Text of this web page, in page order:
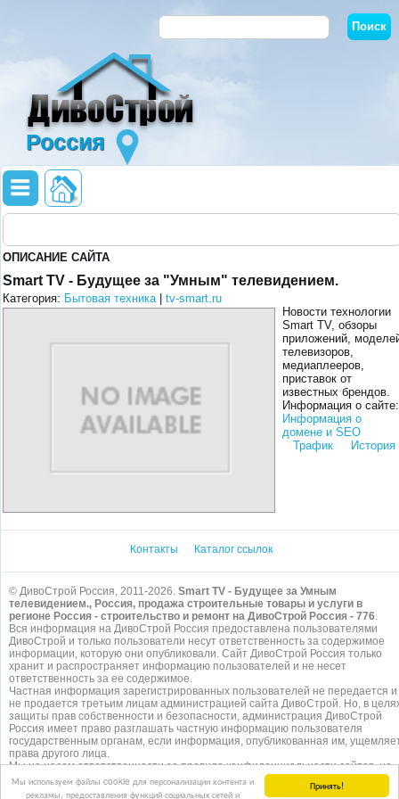
Принять!
Мы используем файлы cookie для персонализации контента и
рекламы, предоставления функций социальных сетей и
Россия
ОПИСАНИЕ САЙТА
Smart TV - Будущее за "Умным" телевидением.
Категория: Бытовая техника| tv-smart.ru
Новости технологии
Smart TV, обзоры
приложений,
телевизоров,
медиаплееров,
приставок от
известных брендов.
Информация о сайте:
Информация о
домене и SEO
Трафик
История
Контакты Каталог ссылок
© ДивоСтрой Россия, 2011-2026. Smart TV - Будущее за Умным
телевидением., Россия, продажа строительные товары и услуги в
регионе Россия - строительство и ремонт на ДивоСтрой Россия - 776.
Вся информация на ДивоСтрой Россия предоставлена пользователями
ДивоСтрой и только пользователи несут ответственность за содержимое
информации, которую они опубликовали. Сайт ДивоСтрой Россия только
хранит и распространяет информацию пользователей и не несет
ответственность за ее содержимое.
Частная информация зарегистрированных пользователей не передается и
не продается третьим лицам администрацией сайта ДивоСтрой. Но, в
защиты прав собственности и безопасности, администрация ДивоСтрой
Россия имеет право разглашать частную информацию пользователя
государственным органам, если информация, опубликованная им,
права другого лица.
Мы не несем ответственности за правила конфиденциальности сайтов, на
которые ссылается ДивоСтрой. На некоторых страницах нашегосайта
представлена реклама Google Adsense Advertising Network. Чтобы узнать